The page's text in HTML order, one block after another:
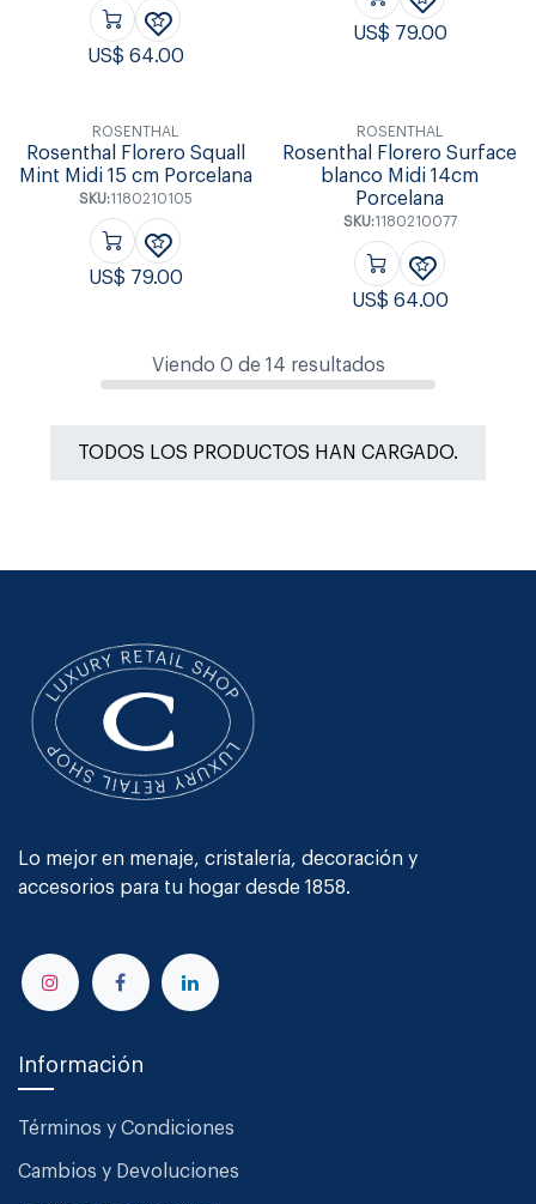
US$ 64.00
US$ 79.00
ROSENTHAL
Rosenthal Florero Squall
Mint Midi 15 cm Porcelana
SKU:1180210105
US$ 79.00
ROSENTHAL
Rosenthal Florero Surface
blanco Midi 14cm
Porcelana
SKU:1180210077
US$ 64.00
Viendo 0 de 14 resultados
TODOS LOS PRODUCTOS HAN CARGADO.
Lo mejor en menaje, cristalería, decoración y
accesorios para tu hogar desde 1858.
Información
Términos y Condiciones
Cambios y Devoluciones